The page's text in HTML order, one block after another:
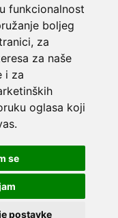
funkcionalnost
boljeg
, za
za naše
i za
oglasa koji
.
se
postavke
grupa d.o.o.